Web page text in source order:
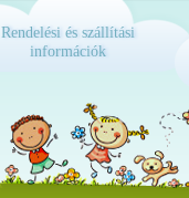
Rendelési és szállítási
információk